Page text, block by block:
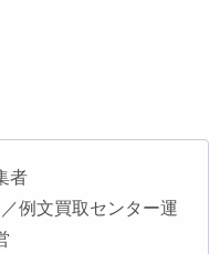
者
例文買取センター運